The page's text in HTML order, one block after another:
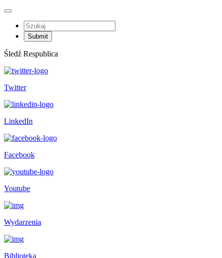
Śledź Respublica
Twitter
LinkedIn
Facebook
Youtube
Wydarzenia
Biblioteka